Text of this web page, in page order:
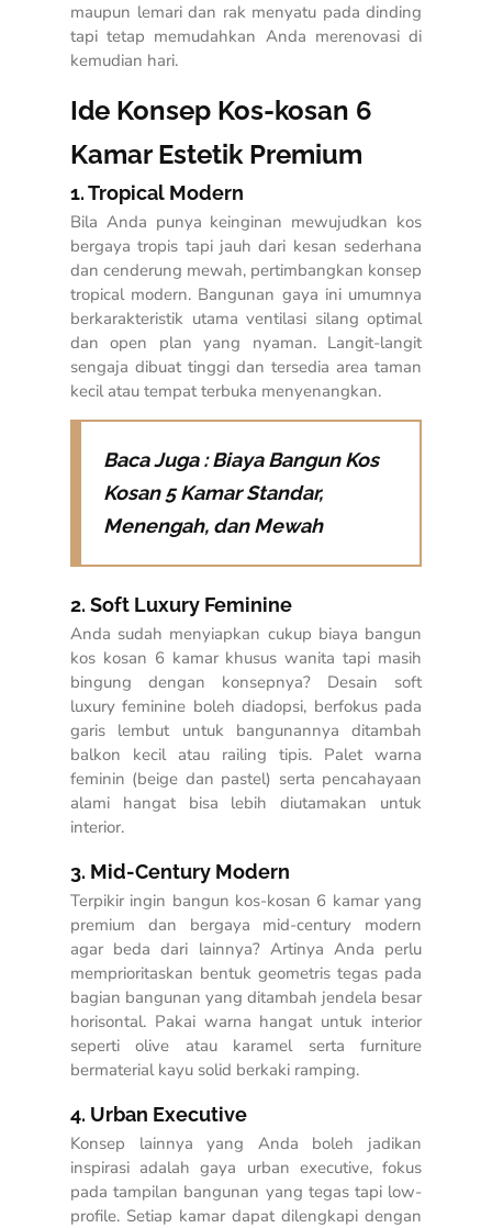
maupun lemari dan rak menyatu pada dinding
tapi tetap memudahkan Anda merenovasi di
kemudian hari.
Ide Konsep Kos-kosan 6
Kamar Estetik Premium
1. Tropical Modern
Bila Anda punya keinginan mewujudkan kos
bergaya tropis tapi jauh dari kesan sederhana
dan cenderung mewah, pertimbangkan konsep
tropical modern. Bangunan gaya ini umumnya
berkarakteristik utama ventilasi silang optimal
dan open plan yang nyaman. Langit-langit
sengaja dibuat tinggi dan tersedia area taman
kecil atau tempat terbuka menyenangkan.
Baca Juga :Biaya Bangun Kos
Kosan 5 Kamar Standar,
Menengah, dan Mewah
2. Soft Luxury Feminine
Anda sudah menyiapkan cukup biaya bangun
kos kosan 6 kamar khusus wanita tapi masih
bingung dengan konsepnya? Desain soft
luxury feminine boleh diadopsi, berfokus pada
garis lembut untuk bangunannya ditambah
balkon kecil atau railing tipis. Palet warna
feminin (beige dan pastel) serta pencahayaan
alami hangat bisa lebih diutamakan untuk
interior.
3. Mid-Century Modern
Terpikir ingin bangun kos-kosan 6 kamar yang
premium dan bergaya mid-century modern
agar beda dari lainnya? Artinya Anda perlu
memprioritaskan bentuk geometris tegas pada
bagian bangunan yang ditambah jendela besar
horisontal. Pakai warna hangat untuk interior
seperti olive atau karamel serta furniture
bermaterial kayu solid berkaki ramping.
4. Urban Executive
Konsep lainnya yang Anda boleh jadikan
inspirasi adalah gaya urban executive, fokus
pada tampilan bangunan yang tegas tapi low-
profile. Setiap kamar dapat dilengkapi dengan